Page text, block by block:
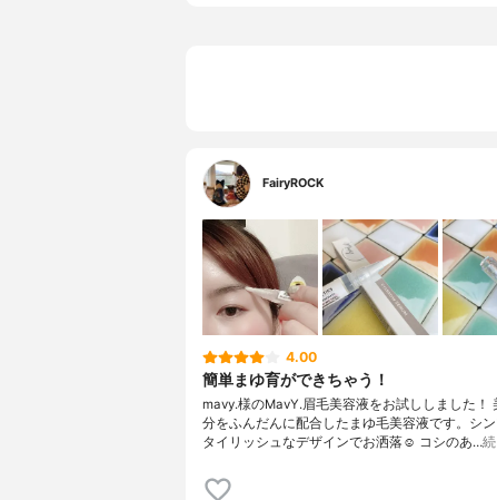
FairyROCK
4.00
簡単まゆ育ができちゃう！
mavy.様のMavY.眉毛美容液をお試ししました！
分をふんだんに配合したまゆ毛美容液です。シ
タイリッシュなデザインでお洒落☺︎︎ コシのあ…